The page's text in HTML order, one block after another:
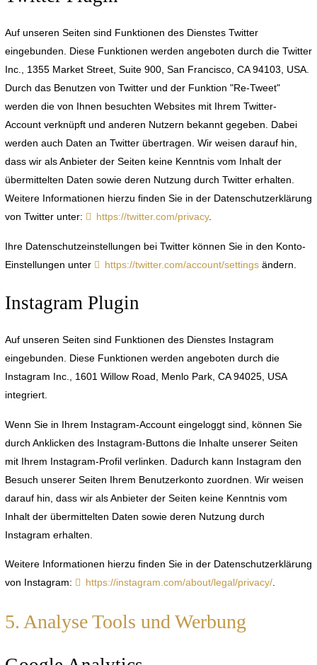
Auf unseren Seiten sind Funktionen des Dienstes Twitter
eingebunden. Diese Funktionen werden angeboten durch die Twitter
Inc., 1355 Market Street, Suite 900, San Francisco, CA 94103, USA.
Durch das Benutzen von Twitter und der Funktion "Re-Tweet"
werden die von Ihnen besuchten Websites mit Ihrem Twitter-
Account verknüpft und anderen Nutzern bekannt gegeben. Dabei
werden auch Daten an Twitter übertragen. Wir weisen darauf hin,
dass wir als Anbieter der Seiten keine Kenntnis vom Inhalt der
übermittelten Daten sowie deren Nutzung durch Twitter erhalten.
Weitere Informationen hierzu finden Sie in der Datenschutzerklärung
von Twitter unter:
https://twitter.com/privacy.
Ihre Datenschutzeinstellungen bei Twitter können Sie in den Konto-
Einstellungen unter
https://twitter.com/account/settings ändern.
Instagram Plugin
Auf unseren Seiten sind Funktionen des Dienstes Instagram
eingebunden. Diese Funktionen werden angeboten durch die
Instagram Inc., 1601 Willow Road, Menlo Park, CA 94025, USA
integriert.
Wenn Sie in Ihrem Instagram-Account eingeloggt sind, können Sie
durch Anklicken des Instagram-Buttons die Inhalte unserer Seiten
mit Ihrem Instagram-Profil verlinken. Dadurch kann Instagram den
Besuch unserer Seiten Ihrem Benutzerkonto zuordnen. Wir weisen
darauf hin, dass wir als Anbieter der Seiten keine Kenntnis vom
Inhalt der übermittelten Daten sowie deren Nutzung durch
Instagram erhalten.
Weitere Informationen hierzu finden Sie in der Datenschutzerklärung
von Instagram:
https://instagram.com/about/legal/privacy/
5. Analyse Tools und Werbung